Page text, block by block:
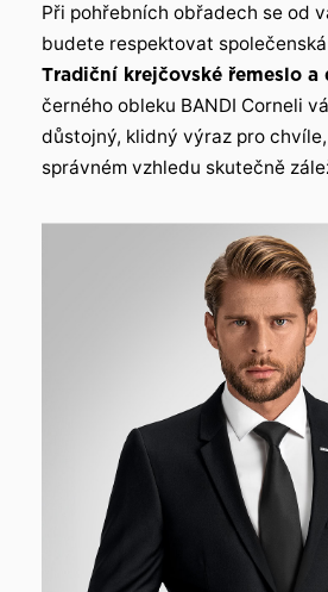
Při pohřebních obřadech se od
budete respektovat
Tradiční krejčovské řemeslo a
černého obleku BANDI Corneli
důstojný, klidný výraz pro
správném vzhledu skutečně